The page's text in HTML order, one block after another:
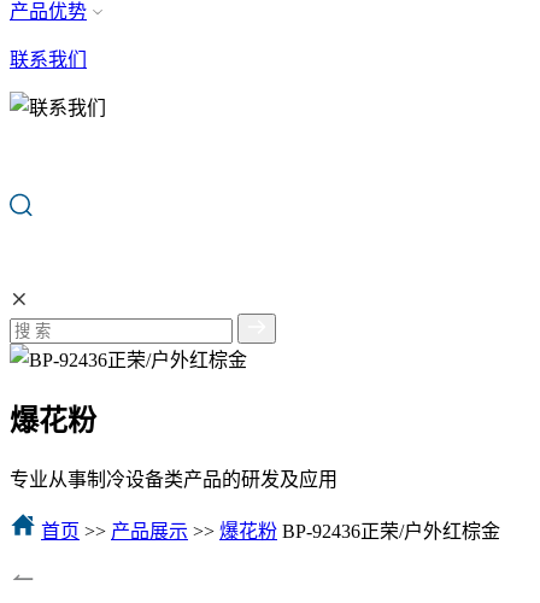
产品优势
联系我们
爆花粉
专业从事制冷设备类产品的研发及应用
首页 >> 产品展示 >> 爆花粉 BP-92436正荣/户外红棕金